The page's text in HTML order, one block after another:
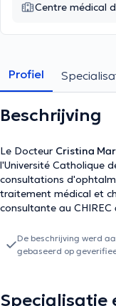
Centre médical
Profiel
Beschrijving
Le Docteur Cristina
l'Université Catholique
consultations
traitement médical et
consultante au CHIREC
De beschrijving werd
gebaseerd op
Specialisatie